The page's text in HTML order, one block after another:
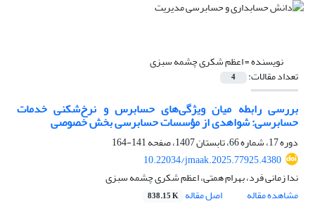
نویسنده =اعظم شکری چشمه سبزی
تعداد مقالات: 4
بررسی رابطه میان ویژگی‌های حسابرس و نرخ‌شکنی خدمات
حسابرسی: شواهدی از مؤسسات حسابرسی بخش خصوصی
دوره 17، شماره 66، تابستان 1407، صفحه
141-164
10.22034/jmaak.2025.77925.4380
ندا زمانی فرد، بهرام همتی، اعظم شکری چشمه سبزی
مشاهده مقاله
اصل مقاله 838.15 K